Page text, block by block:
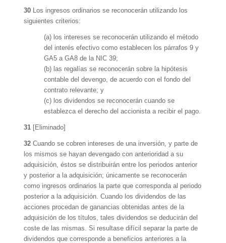
30 Los ingresos ordinarios se reconocerán utilizando los
siguientes criterios:
(a) los intereses se reconocerán utilizando el método
del interés efectivo como establecen los párrafos 9 y
GA5 a GA8 de la NIC 39;
(b) las regalías se reconocerán sobre la hipótesis
contable del devengo, de acuerdo con el fondo del
contrato relevante; y
(c) los dividendos se reconocerán cuando se
establezca el derecho del accionista a recibir el pago.
31 [Eliminado]
32 Cuando se cobren intereses de una inversión, y parte de
los mismos se hayan devengado con anterioridad a su
adquisición, éstos se distribuirán entre los periodos anterior
y posterior a la adquisición; únicamente se reconocerán
como ingresos ordinarios la parte que corresponda al periodo
posterior a la adquisición. Cuando los dividendos de las
acciones procedan de ganancias obtenidas antes de la
adquisición de los títulos, tales dividendos se deducirán del
coste de las mismas. Si resultase difícil separar la parte de
dividendos que corresponde a beneficios anteriores a la